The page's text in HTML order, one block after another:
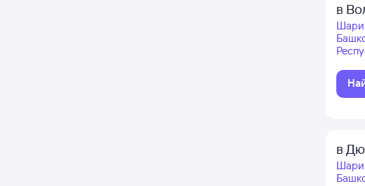
в
в